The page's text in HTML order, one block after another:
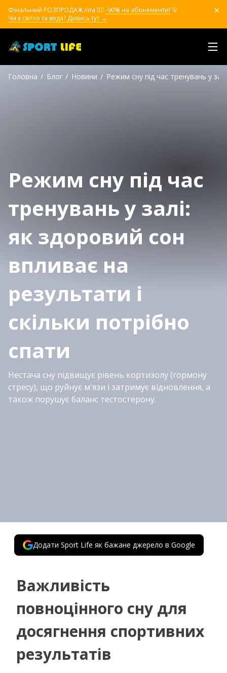
Фінальний РОЗПРОДАЖ літа ❤️‍🔥 -90% на абонементи! 💡
Чи є світло та вода? Дивись тут →
Головна Блог Новини Режим сну під час тренувань у
Режим сну під час
тренувань у залі:
як здоровий сон
впливає на
результати і
скільки потрібно
спати
Нестача сну підвищує рівень кортизолу (гормону
стресу), що руйнує м'язи і затримує відновлення, а
також порушує баланс тестостерону.
Додати Sport Life як бажане джерело в Google
Важливість
повноцінного сну для
досягнення спортивних
результатів